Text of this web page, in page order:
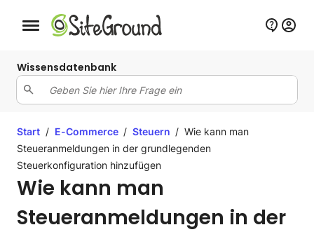
Schaltfläche Mobile Navigation
Wissensdatenbank
Start / E-Commerce / Steuern / Wie kann man
Steueranmeldungen in der grundlegenden
Steuerkonfiguration hinzufügen
Wie kann man
Steueranmeldungen in der